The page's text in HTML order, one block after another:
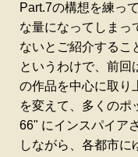
Part.7の構想を練っ
な量になってしまっ
ないとご紹介するこ
というわけで、前回
の作品を中心に取り
を変えて、多くのポ
66" にインスパイア
しながら、各都市に